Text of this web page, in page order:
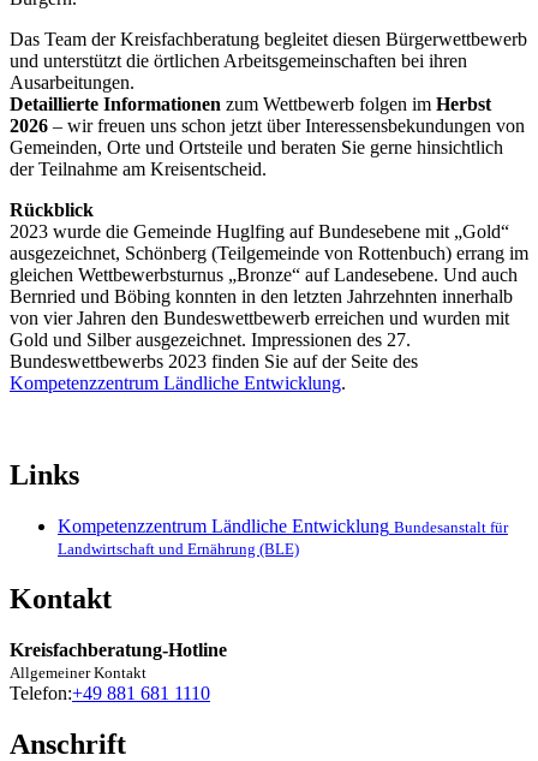
Das Team der Kreisfachberatung begleitet diesen Bürgerwettbewerb
und unterstützt die örtlichen Arbeitsgemeinschaften bei ihren
Ausarbeitungen.
Detaillierte Informationen zum Wettbewerb folgen im Herbst
2026 – wir freuen uns schon jetzt über Interessensbekundungen von
Gemeinden, Orte und Ortsteile und beraten Sie gerne hinsichtlich
der Teilnahme am Kreisentscheid.
Rückblick
2023 wurde die Gemeinde Huglfing auf Bundesebene mit „Gold“
ausgezeichnet, Schönberg (Teilgemeinde von Rottenbuch) errang im
gleichen Wettbewerbsturnus „Bronze“ auf Landesebene. Und auch
Bernried und Böbing konnten in den letzten Jahrzehnten innerhalb
von vier Jahren den Bundeswettbewerb erreichen und wurden mit
Gold und Silber ausgezeichnet. Impressionen des 27.
Bundeswettbewerbs 2023 finden Sie auf der Seite des
Kompetenzzentrum Ländliche Entwicklung.
Links
Kompetenzzentrum Ländliche Entwicklung Bundesanstalt für
Landwirtschaft und Ernährung (BLE)
Kontakt
Kreisfachberatung-Hotline
Allgemeiner Kontakt
Telefon:+49 881 681 1110
Anschrift